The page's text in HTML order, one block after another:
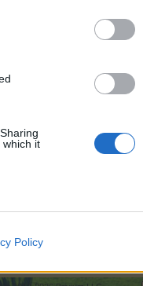
which it
Policy